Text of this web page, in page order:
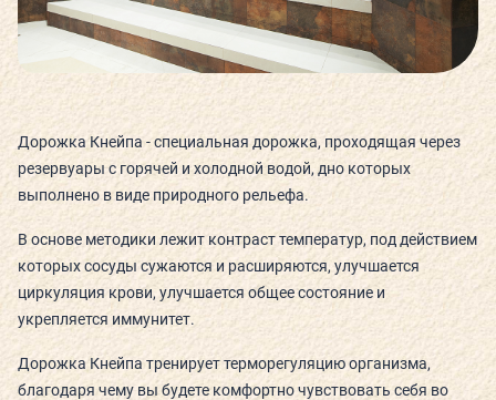
СЬЮТЫ И ПАРЕНИЯ
ТЕХНОЛОГИИ И ОБОРУДОВАНИЕ
КАФЕ
ДЕТСКИЙ КЛУБ
О КЛУБЕ
Дорожка Кнейпа - специальная дорожка, проходящая через
резервуары с горячей и холодной водой, дно которых
выполнено в виде природного рельефа.
В основе методики лежит контраст температур, под действием
которых сосуды сужаются и расширяются, улучшается
циркуляция крови, улучшается общее состояние и
укрепляется иммунитет.
Дорожка Кнейпа тренирует терморегуляцию организма,
благодаря чему вы будете комфортно чувствовать себя во